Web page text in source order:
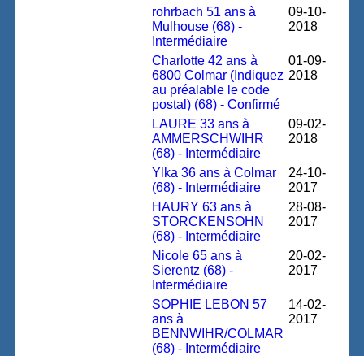
rohrbach 51 ans à
Mulhouse (68) -
Intermédiaire
09-10-
2018
Charlotte 42 ans à
6800 Colmar (Indiquez
au préalable le code
postal) (68) - Confirmé
01-09-
2018
LAURE 33 ans à
AMMERSCHWIHR
(68) - Intermédiaire
09-02-
2018
Ylka 36 ans à Colmar
(68) - Intermédiaire
24-10-
2017
HAURY 63 ans à
STORCKENSOHN
(68) - Intermédiaire
28-08-
2017
Nicole 65 ans à
Sierentz (68) -
Intermédiaire
20-02-
2017
SOPHIE LEBON 57
ans à
BENNWIHR/COLMAR
(68) - Intermédiaire
14-02-
2017